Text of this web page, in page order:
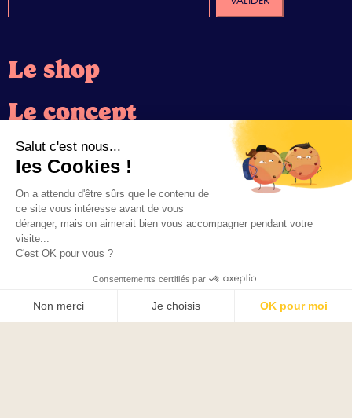
Le shop
Le concept
Abonnement
Blog
CGV
POLITIQUE DE CONFIDENTIALITÉ
Salut c'est nous...
les Cookies !
On a attendu d'être sûrs que le contenu de
ce site vous intéresse avant de vous
déranger, mais on aimerait bien vous accompagner pendant votre
visite...
C'est OK pour vous ?
Consentements certifiés par
Non merci Je choisis OK pour moi